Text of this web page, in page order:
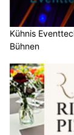
Kühnis
Bühnen